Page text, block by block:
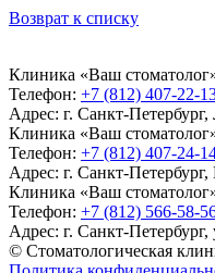
Возврат к списку
Клиника «Ваш
Телефон: +7 (812) 407-22-
Адрес: г. Санкт-
Клиника «Ваш
Телефон: +7 (812) 407-24-
Адрес: г. Санкт-
Клиника «Ваш
Телефон: +7 (812) 566-58-
Адрес: г. Санкт-Петербург,
© Стоматологическая